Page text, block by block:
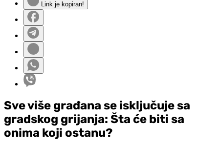
Link je kopiran!
Sve više građana se isključuje sa
gradskog grijanja: Šta će biti sa
onima koji ostanu?